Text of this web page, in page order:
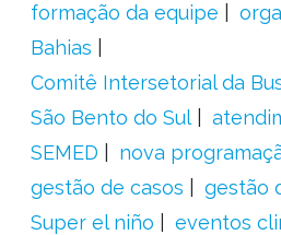
formação da equipe
Bahias
Comitê Intersetorial da
São Bento do Sul
SEMED
nova
gestão de casos
gestão
Super el niño
eventos